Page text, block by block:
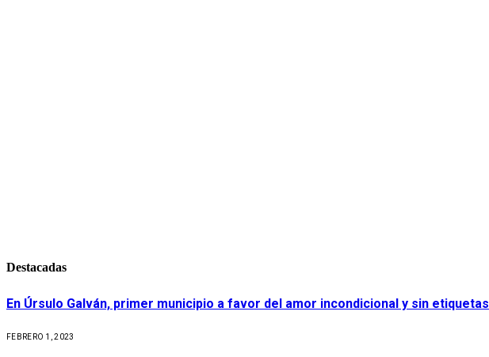
Destacadas
En Úrsulo Galván, primer municipio a favor del amor incondicional y sin etiquetas
FEBRERO 1, 2023